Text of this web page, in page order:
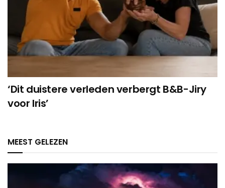
‘Dit duistere verleden verbergt B&B-Jiry
voor Iris’
MEEST GELEZEN